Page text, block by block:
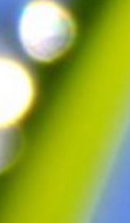
母親喔！小朋友應該
一度的父親節，對爸
心中的敬重與關愛，
辛勞的爸爸知道你的
一定會非常高興的。
諺1.「雷打秋，年冬
，低地水漂流」這句
思是：立秋這一天如
對二期水稻的收成會
日是十分忌諱打雷的
六月秋，快溜溜；七
後油」這句俗諺的意
據老一輩人的說法，
這一天是在農曆六